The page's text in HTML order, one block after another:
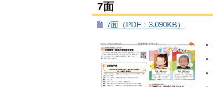
7面
7面（PDF：3,090KB）